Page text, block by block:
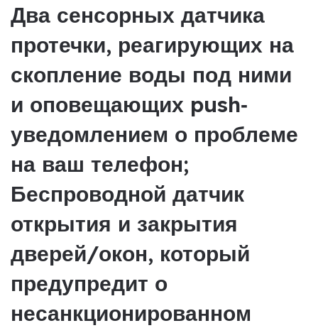
Два сенсорных датчика
протечки, реагирующих на
скопление воды под ними
и оповещающих push‐
уведомлением о проблеме
на ваш телефон;
Беспроводной датчик
открытия и закрытия
дверей/окон, который
предупредит о
несанкционированном